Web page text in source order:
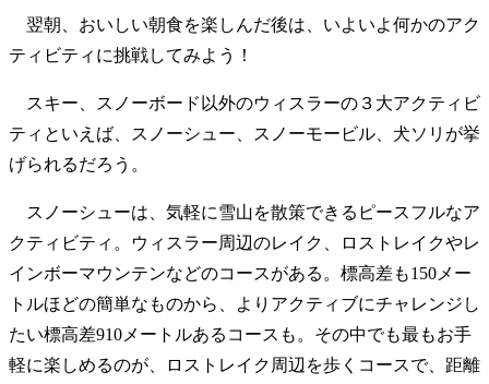
翌朝、おいしい朝食を楽しんだ後は、いよいよ何かのアク
ティビティに挑戦してみよう！
スキー、スノーボード以外のウィスラーの３大アクティビ
ティといえば、スノーシュー、スノーモービル、犬ソリが挙
げられるだろう。
スノーシューは、気軽に雪山を散策できるピースフルなア
クティビティ。ウィスラー周辺のレイク、ロストレイクやレ
インボーマウンテンなどのコースがある。標高差も150メー
トルほどの簡単なものから、よりアクティブにチャレンジし
たい標高差910メートルあるコースも。その中でも最もお手
軽に楽しめるのが、ロストレイク周辺を歩くコースで、距離